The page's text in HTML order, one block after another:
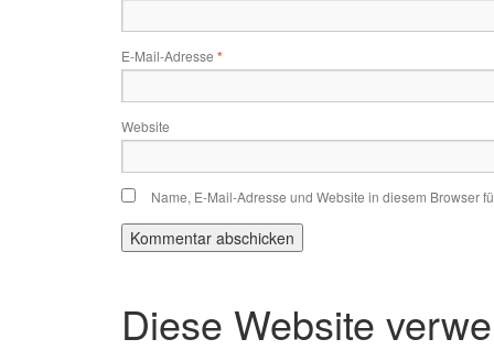
E-Mail-Adresse *
Website
Name, E-Mail-Adresse und Website in diesem Browser
Diese Website